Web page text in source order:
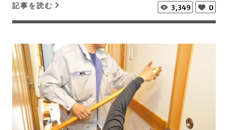
記事を読む 3,349 0